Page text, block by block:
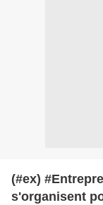
(#ex)
s'organisent